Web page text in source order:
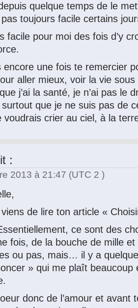
quelque temps de le
pas toujours facile certains
facile pour moi des fois d’y
encore une fois te remercier
aller mieux, voir la vie
j’ai la santé, je n’ai pas le
que je ne suis pas de
voudrais crier au ciel, à la
:
2013 à 21:47 (UTC 2 )
de lire ton article «
ce sont des
fois, de la bouche de mille
ou pas, mais… il y a
» qui me plaît beaucoup
donc de l’amour et avant